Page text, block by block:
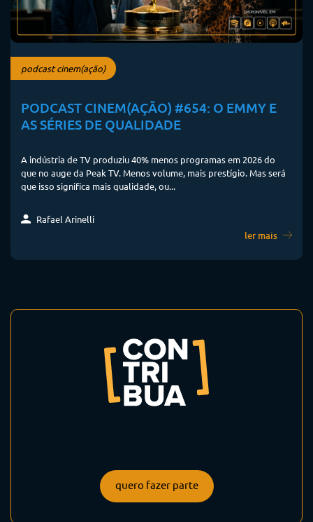
podcast cinem(ação)
PODCAST CINEM(AÇÃO) #654: O EMMY E
AS SÉRIES DE QUALIDADE
A indústria de TV produziu 40% menos programas em 2026 do
que no auge da Peak TV. Menos volume, mais prestígio. Mas será
que isso significa mais qualidade, ou...
Rafael Arinelli
ler mais
quero fazer parte